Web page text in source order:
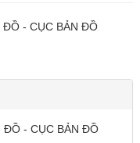
ĐỒ - CỤC BẢN ĐỒ
ĐỒ - CỤC BẢN ĐỒ